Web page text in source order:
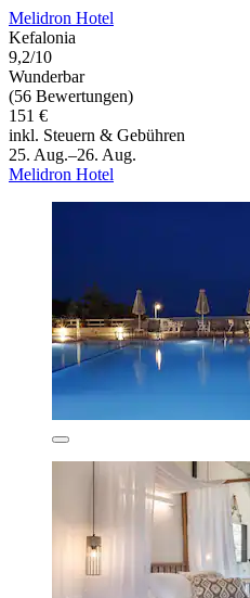
Melidron Hotel
Kefalonia
9,2/10
Wunderbar
(56 Bewertungen)
151 €
inkl. Steuern & Gebühren
25. Aug.–26. Aug.
Melidron Hotel